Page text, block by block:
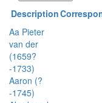
Description
Aa Pieter
van der
(1659?
-1733)
Aaron (?
-1745)